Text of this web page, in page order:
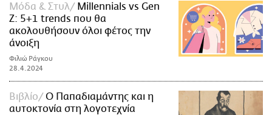
Μόδα & Στυλ
Millennials vs Gen
Z: 5+1 trends που θα
ακολουθήσουν όλοι φέτος την
άνοιξη
Φιλιώ Ράγκου
28.4.2024
Βιβλίο
Ο Παπαδιαμάντης και η
αυτοκτονία στη λογοτεχνία